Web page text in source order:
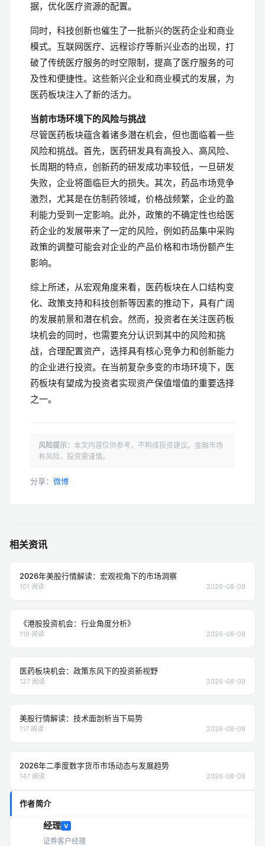
据，优化医疗资源的配置。
同时，科技创新也催生了一批新兴的医药企业和商业
模式。互联网医疗、远程诊疗等新兴业态的出现，打
破了传统医疗服务的时空限制，提高了医疗服务的可
及性和便捷性。这些新兴企业和商业模式的发展，为
医药板块注入了新的活力。
当前市场环境下的风险与挑战
尽管医药板块蕴含着诸多潜在机会，但也面临着一些
风险和挑战。首先，医药研发具有高投入、高风险、
长周期的特点，创新药的研发成功率较低，一旦研发
失败，企业将面临巨大的损失。其次，药品市场竞争
激烈，尤其是在仿制药领域，价格战频繁，企业的盈
利能力受到一定影响。此外，政策的不确定性也给医
药企业的发展带来了一定的风险，例如药品集中采购
政策的调整可能会对企业的产品价格和市场份额产生
影响。
综上所述，从宏观角度来看，医药板块在人口结构变
化、政策支持和科技创新等因素的推动下，具有广阔
的发展前景和潜在机会。然而，投资者在关注医药板
块机会的同时，也需要充分认识到其中的风险和挑
战，合理配置资产，选择具有核心竞争力和创新能力
的企业进行投资。在当前复杂多变的市场环境下，医
药板块有望成为投资者实现资产保值增值的重要选择
之一。
风险提示： 本文内容仅供参考，不构成投资建议。金融市场
有风险，投资需谨慎。
分享： 微博
相关资讯
2026年美股行情解读：宏观视角下的市场洞察
101 阅读 2026-08-09
《港股投资机会：行业角度分析》
119 阅读 2026-08-09
医药板块机会：政策东风下的投资新视野
127 阅读 2026-08-09
美股行情解读：技术面剖析当下局势
117 阅读 2026-08-09
2026年二季度数字货币市场动态与发展趋势
147 阅读 2026-08-09
作者简介
经理 V
证券客户经理